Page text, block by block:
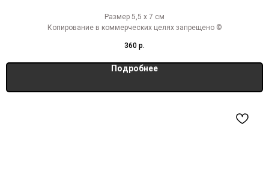
Размер 5,5 х 7 см
Копирование в коммерческих целях запрещено ©
360 р.
Подробнее